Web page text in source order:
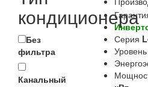
кондиционера
Без
фильтра
Канальный
Серия